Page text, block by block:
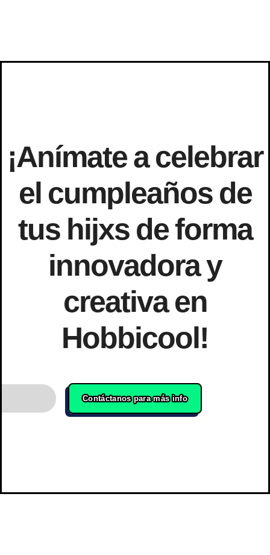
¡Anímate a celebrar
el cumpleaños de
tus hijxs de forma
innovadora y
creativa en
Hobbicool!
Contáctanos para más info